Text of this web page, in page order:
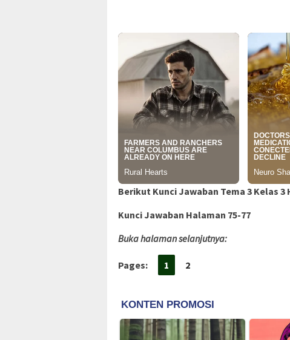
Berikut Kunci Jawaban Tema 3 Kelas 3
Kunci Jawaban Halaman 75-77
Buka halaman selanjutnya:
Pages: 1 2